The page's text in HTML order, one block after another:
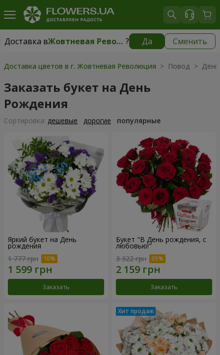
Доставка в Жовтневая Революция ? Да Сменить
Доставка вЖовтневая Революция |бесплатно
Доставка цветов в г. Жовтневая Революция > Повод > День
Заказать букет на День
Рождения
Cортировка: дешевые дорогие популярные
Яркий букет на День
рождения
1 777 грн
Заказать
Букет "В День рождения, с
любовью!"
3 322 грн
Заказать